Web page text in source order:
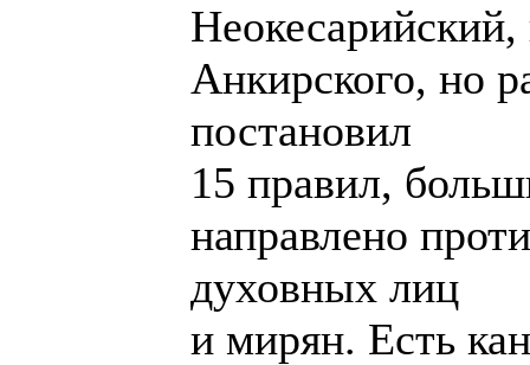
Анкирского, но
постановил
15 правил,
направлено
духовных лиц
и мирян. Есть